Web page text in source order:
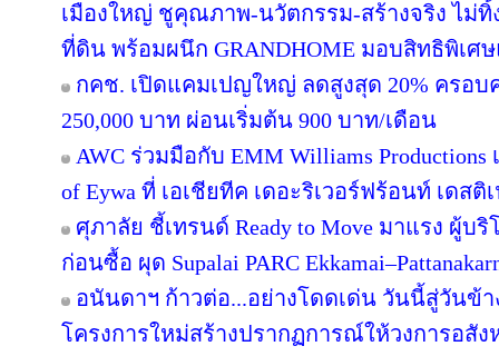
เมืองใหญ่ ชูคุณภาพ-นวัตกรรม-สร้างจริง ไม่ทิ้
ที่ดิน พร้อมผนึก GRANDHOME มอบสิทธิพิเศ
กคช. เปิดแคมเปญใหญ่ ลดสูงสุด 20% ครอบ
250,000 บาท ผ่อนเริ่มต้น 900 บาท/เดือน
AWC ร่วมมือกับ EMM Williams Productions
of Eywa ที่ เอเชียทีค เดอะริเวอร์ฟร้อนท์ เดสติ
ศุภาลัย ชี้เทรนด์ Ready to Move มาแรง ผู้
ก่อนซื้อ ผุด Supalai PARC
อนันดาฯ ก้าวต่อ...อย่างโดดเด่น วันนี้สู่วันข้
โครงการใหม่สร้างปรากฏการณ์ให้วงการอสั